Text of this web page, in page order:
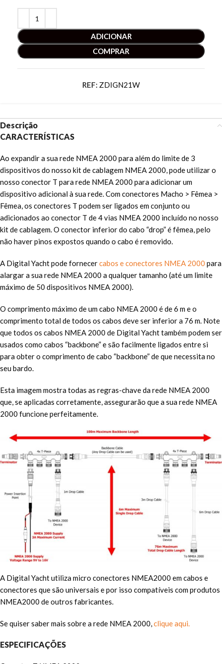
ADICIONAR
COMPRAR
REF: ZDIGN21W
Descrição
CARACTERÍSTICAS
Ao expandir a sua rede NMEA 2000 para além do limite de 3
dispositivos do nosso kit de cablagem NMEA 2000, pode utilizar o
nosso conector T para rede NMEA 2000 para adicionar um
dispositivo adicional à sua rede. Com conectores Macho > Fêmea >
Fêmea, os conectores T podem ser ligados em conjunto ou
adicionados ao conector T de 4 vias NMEA 2000 incluído no nosso
kit de cablagem. O conector inferior do cabo “drop” é fêmea, pelo
não haver pinos expostos quando o cabo é removido.
A Digital Yacht pode fornecercabos e conectores NMEA 2000 para
alargar a sua rede NMEA 2000 a qualquer tamanho (até um limite
máximo de 50 dispositivos NMEA 2000).
O comprimento máximo de um cabo NMEA 2000 é de 6 m e o
comprimento total de todos os cabos deve ser inferior a 76 m. Note
que todos os cabos NMEA 2000 de Digital Yacht também podem ser
usados como cabos “backbone” e são facilmente ligados entre si
para obter o comprimento de cabo “backbone” de que necessita no
seu bardo.
Esta imagem mostra todas as regras-chave da rede NMEA 2000
que, se aplicadas corretamente, assegurarão que a sua rede NMEA
2000 funcione perfeitamente.
A Digital Yacht utiliza micro conectores NMEA2000 em cabos e
conectores que são universais e por isso compatíveis com produtos
NMEA2000 de outros fabricantes.
Se quiser saber mais sobre a rede NMEA 2000,clique aqui.
ESPECIFICAÇÕES